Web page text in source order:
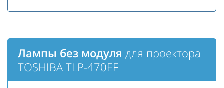
Лампы без модуля для проектора
TOSHIBA TLP-470EF